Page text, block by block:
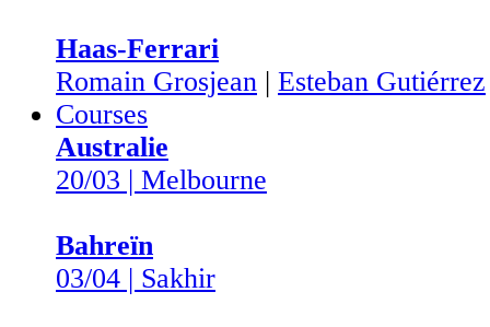
Haas-Ferrari
Romain Grosjean | Esteban Gutiérrez
Courses
Australie
20/03 | Melbourne
Bahreïn
03/04 | Sakhir